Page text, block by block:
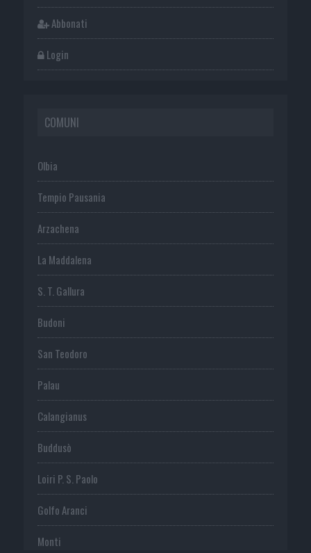
Abbonati
Login
COMUNI
Olbia
Tempio Pausania
Arzachena
La Maddalena
S. T. Gallura
Budoni
San Teodoro
Palau
Calangianus
Buddusò
Loiri P. S. Paolo
Golfo Aranci
Monti